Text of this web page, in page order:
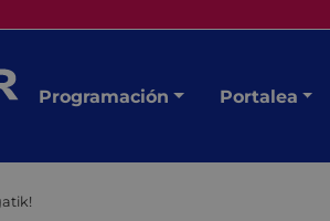
Programación Portalea